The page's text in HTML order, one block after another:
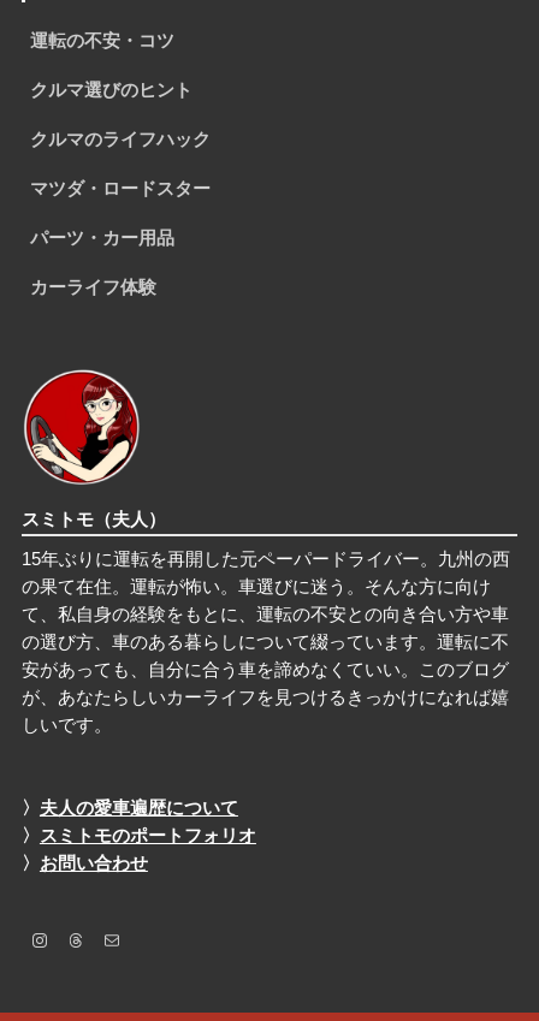
運転の不安・コツ
クルマ選びのヒント
クルマのライフハック
マツダ・ロードスター
パーツ・カー用品
カーライフ体験
スミトモ（夫人）
15年ぶりに運転を再開した元ペーパードライバー。九州の西
の果て在住。運転が怖い。車選びに迷う。そんな方に向け
て、私自身の経験をもとに、運転の不安との向き合い方や車
の選び方、車のある暮らしについて綴っています。運転に不
安があっても、自分に合う車を諦めなくていい。このブログ
が、あなたらしいカーライフを見つけるきっかけになれば嬉
しいです。
〉 夫人の愛車遍歴について
〉
スミトモのポートフォリオ
〉 お問い合わせ